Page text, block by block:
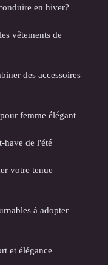
en hiver?
vêtements de
des accessoires
femme élégant
have de l'été
votre tenue
à adopter
et élégance